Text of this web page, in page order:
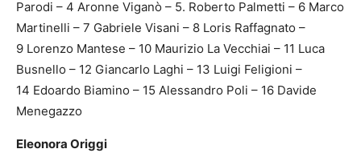
Parodi – 4 Aronne Viganò – 5. Roberto Palmetti – 6 Marco
Martinelli – 7 Gabriele Visani – 8 Loris Raffagnato –
9 Lorenzo Mantese – 10 Maurizio La Vecchiai – 11 Luca
Busnello – 12 Giancarlo Laghi – 13 Luigi Feligioni –
14 Edoardo Biamino – 15 Alessandro Poli – 16 Davide
Menegazzo
Eleonora Origgi